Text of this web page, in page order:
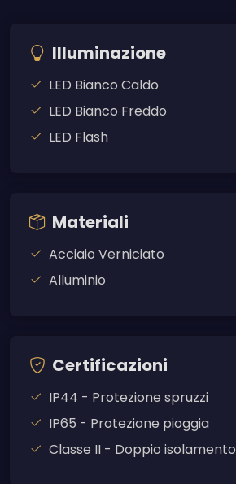
Illuminazione
LED Bianco Caldo
LED Bianco Freddo
LED Flash
Materiali
Acciaio Verniciato
Alluminio
Certificazioni
IP44 - Protezione spruzzi
IP65 - Protezione pioggia
Classe II - Doppio isolamento